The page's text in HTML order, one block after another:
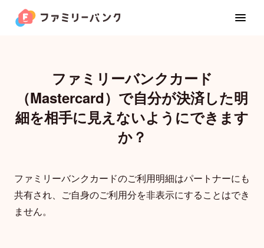
家族カード
カレンダー
ファミリーバンクカード
（Mastercard）で自分が決済した明
細を相手に見えないようにできます
か？
ファミリーバンクカードのご利用明細はパートナーにも
共有され、ご自身のご利用分を非表示にすることはでき
ません。